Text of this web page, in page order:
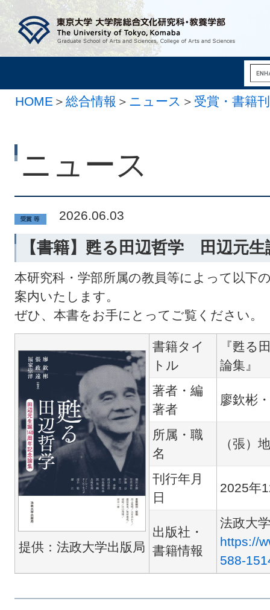
HOME ＞ 総合情報 ＞ ニュース ＞ 受賞・書籍
ニュース
2026.06.03
【書籍】甦る田辺哲学 田辺元
本研究科・学部所属の教員等によって以下
案内いたします。
ぜひ、本書をお手にとってご覧ください。
提供：法政大学出版局
書籍タイ
トル
『甦る
論集』
著者・編
著者
廖欽彬
所属・職
名
（張）
刊行年月
日
2025年
出版社・
書籍情報
法政大
https://
588-